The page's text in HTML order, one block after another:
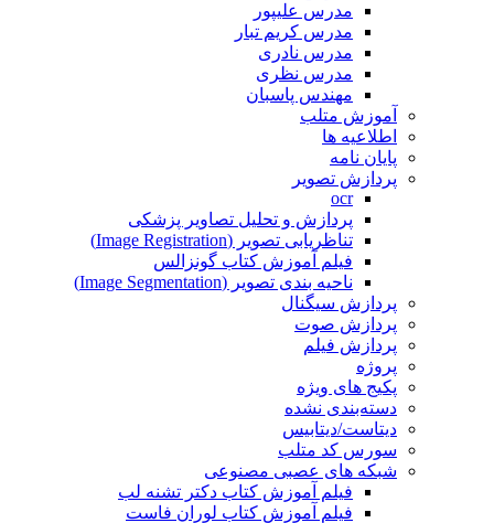
مدرس علیپور
مدرس کریم تبار
مدرس نادری
مدرس نظری
مهندس پاسبان
آموزش متلب
اطلاعیه ها
پایان نامه
پردازش تصویر
ocr
پردازش و تحلیل تصاویر پزشکی
تناظریابی تصویر (Image Registration)
فیلم آموزش کتاب گونزالس
ناحیه بندی تصویر (Image Segmentation)
پردازش سیگنال
پردازش صوت
پردازش فیلم
پروژه
پکیج های ویژه
دسته‌بندی نشده
دیتاست/دیتابیس
سورس کد متلب
شبکه های عصبی مصنوعی
فیلم آموزش کتاب دکتر تشنه لب
فیلم آموزش کتاب لوران فاست